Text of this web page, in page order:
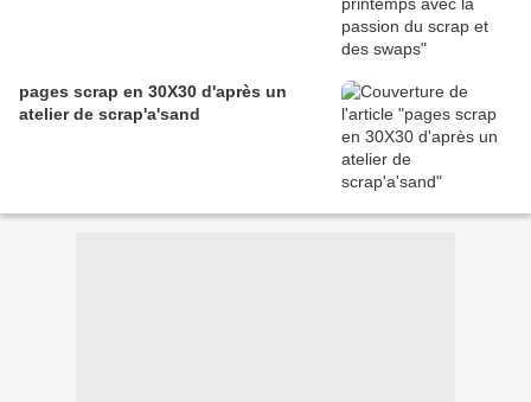
pages scrap en 30X30 d'après un
atelier de scrap'a'sand